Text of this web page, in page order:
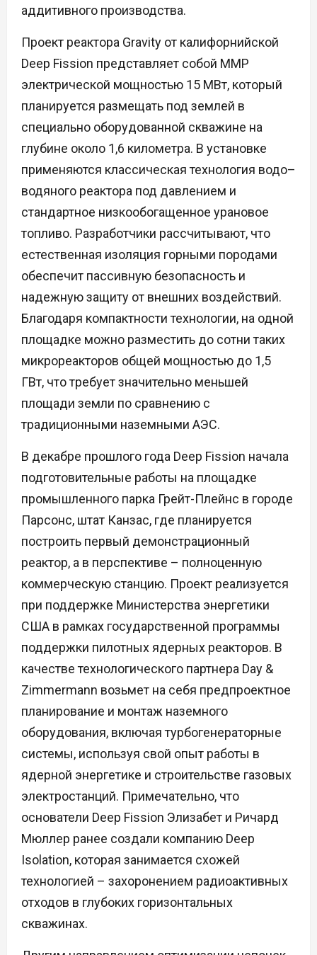
аддитивного производства.
Проект реактора Gravity от калифорнийской
Deep Fission представляет собой ММР
электрической мощностью 15 МВт, который
планируется размещать под землей в
специально оборудованной скважине на
глубине около 1,6 километра. В установке
применяются классическая технология водо–
водяного реактора под давлением и
стандартное низкообогащенное урановое
топливо. Разработчики рассчитывают, что
естественная изоляция горными породами
обеспечит пассивную безопасность и
надежную защиту от внешних воздействий.
Благодаря компактности технологии, на одной
площадке можно разместить до сотни таких
микрореакторов общей мощностью до 1,5
ГВт, что требует значительно меньшей
площади земли по сравнению с
традиционными наземными АЭС.
В декабре прошлого года Deep Fission начала
подготовительные работы на площадке
промышленного парка Грейт-Плейнс в городе
Парсонс, штат Канзас, где планируется
построить первый демонстрационный
реактор, а в перспективе – полноценную
коммерческую станцию. Проект реализуется
при поддержке Министерства энергетики
США в рамках государственной программы
поддержки пилотных ядерных реакторов. В
качестве технологического партнера Day &
Zimmermann возьмет на себя предпроектное
планирование и монтаж наземного
оборудования, включая турбогенераторные
системы, используя свой опыт работы в
ядерной энергетике и строительстве газовых
электростанций. Примечательно, что
основатели Deep Fission Элизабет и Ричард
Мюллер ранее создали компанию Deep
Isolation, которая занимается схожей
технологией – захоронением радиоактивных
отходов в глубоких горизонтальных
скважинах.